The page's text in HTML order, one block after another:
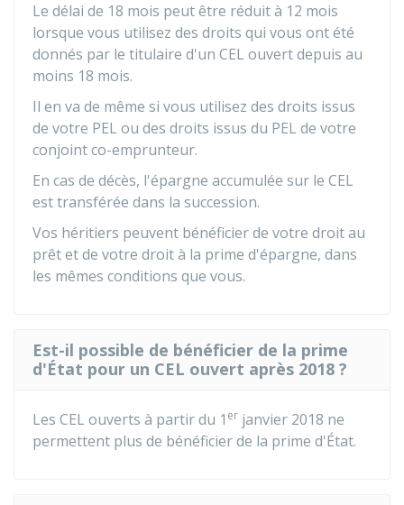
Le délai de 18 mois peut être réduit à 12 mois
lorsque vous utilisez des droits qui vous ont été
donnés par le titulaire d'un CEL ouvert depuis au
moins 18 mois.
Il en va de même si vous utilisez des droits issus
de votre PEL ou des droits issus du PEL de votre
conjoint co-emprunteur.
En cas de décès, l'épargne accumulée sur le CEL
est transférée dans la succession.
Vos héritiers peuvent bénéficier de votre droit au
prêt et de votre droit à la prime d'épargne, dans
les mêmes conditions que vous.
Est-il possible de bénéficier de la prime
d'État pour un CEL ouvert après 2018 ?
Les CEL ouverts à partir du 1 er janvier 2018 ne
permettent plus de bénéficier de la prime d'État.